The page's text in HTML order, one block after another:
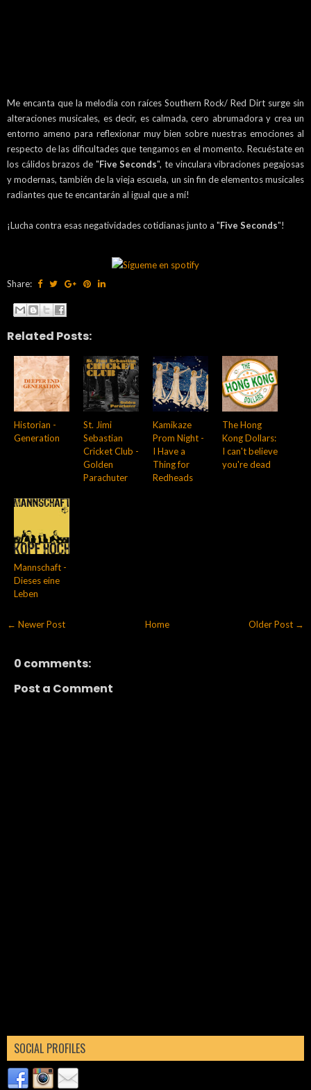
Me encanta que la melodía con raíces Southern Rock/ Red Dirt surge sin
alteraciones musicales, es decir, es calmada, cero abrumadora y crea un
entorno ameno para reflexionar muy bien sobre nuestras emociones al
respecto de las dificultades que tengamos en el momento. Recuéstate en
los cálidos brazos de "Five Seconds", te vinculara vibraciones pegajosas
y modernas, también de la vieja escuela, un sin fin de elementos musicales
radiantes que te encantarán al igual que a mí!
¡Lucha contra esas negatividades cotidianas junto a "Five Seconds"!
Share:
Related Posts:
Historian -
Generation
St. Jimi
Sebastian
Cricket Club -
Golden
Parachuter
Kamikaze
Prom Night -
I Have a
Thing for
Redheads
The Hong
Kong Dollars:
I can't believe
you're dead
Mannschaft -
Dieses eine
Leben
← Newer Post Older Post →
Home
0 comments:
Post a Comment
SOCIAL PROFILES